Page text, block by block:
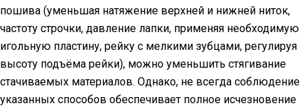
пошива (уменьшая натяжение верхней и нижней ниток,
частоту строчки, давление лапки, применяя необходимую
игольную пластину, рейку с мелкими зубцами, регулируя
высоту подъёма рейки), можно уменьшить стягивание
стачиваемых материалов. Однако, не всегда соблюдение
указанных способов обеспечивает полное исчезновение